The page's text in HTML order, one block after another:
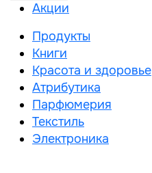
Акции
Продукты
Книги
Красота и здоровье
Атрибутика
Парфюмерия
Текстиль
Электроника